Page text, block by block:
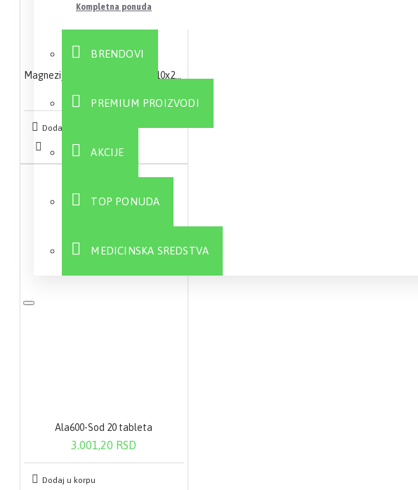
Kompletna ponuda
BRENDOVI
PREMIUM PROIZVODI
AKCIJE
TOP PONUDA
MEDICINSKA SREDSTVA
2.100,00 RSD
Dodaj u korpu
Ala600-Sod 20 tableta
3.001,20 RSD
Dodaj u korpu